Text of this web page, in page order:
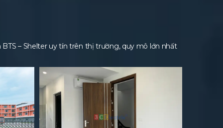
BTS – Shelter uy tín trên thị trường, quy mô lớn nhất